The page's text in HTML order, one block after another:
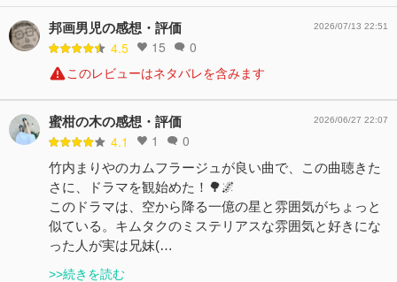
邦画男児の感想・評価
4.5 15 0
2026/07/13 22:51
このレビューはネタバレを含みます
蜜柑の木の感想・評価
4.1 1 0
2026/06/27 22:07
竹内まりやのカムフラージュが良い曲で、この曲聴きた
さに、ドラマを観始めた！🌳🌌
このドラマは、空から降る一億の星と雰囲気がちょっと
似ている。キムタクのミステリアスな雰囲気と好きにな
った人が実は兄妹(…
>>続きを読む